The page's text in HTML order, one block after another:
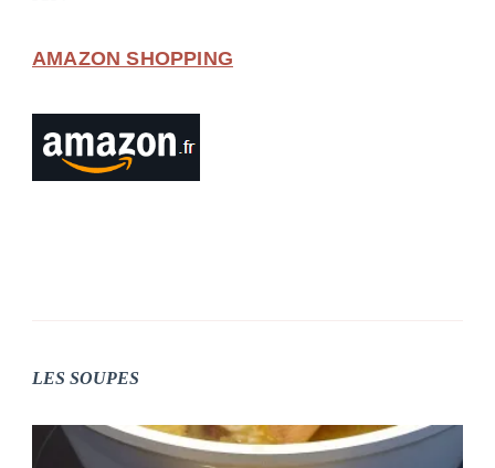
AMAZON SHOPPING
LES SOUPES